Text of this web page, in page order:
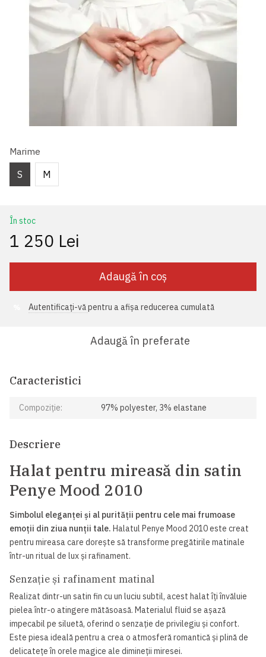
Marime
S M
În stoc
1 250 Lei
Adaugă în coș
Autentificați-văpentru a afișa reducerea cumulată
Adaugă în preferate
Caracteristici
Compoziție: 97% polyester, 3% elastane
Descriere
Halat pentru mireasă din satin
Penye Mood 2010
Simbolul eleganței și al purității pentru cele mai frumoase
emoții din ziua nunții tale. Halatul Penye Mood 2010 este creat
pentru mireasa care dorește să transforme pregătirile matinale
într-un ritual de lux și rafinament.
Senzație și rafinament matinal
Realizat dintr-un satin fin cu un luciu subtil, acest halat îți învăluie
pielea într-o atingere mătăsoasă. Materialul fluid se așază
impecabil pe siluetă, oferind o senzație de privilegiu și confort.
Este piesa ideală pentru a crea o atmosferă romantică și plină de
delicatețe în orele magice ale dimineții miresei.